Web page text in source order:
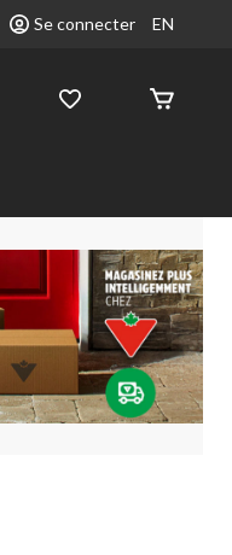
Se connecter EN